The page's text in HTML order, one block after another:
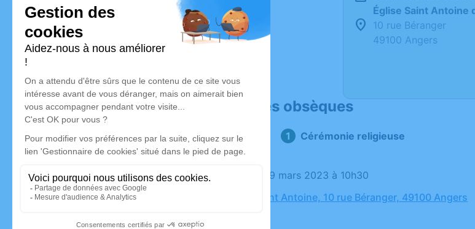
Église Saint Antoine
10 rue Béranger
49100 Angers
Déroulé des obsèques
Cérémonie religieuse
Le jeudi 09 mars 2023 à 10h30
Église Saint Antoine, 10 rue Béranger, 49100 Angers